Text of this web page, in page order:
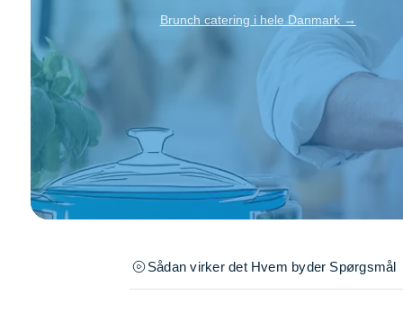
Se alle...
Brunch catering i hele Danmark →
Sådan virker det Hvem byder Spørgsmål